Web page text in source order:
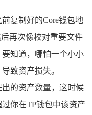
复制好的Core钱包地
再次像校对重要文件
知道，哪怕一个小小
致资产损失。
出的资产数量，这时候
你在TP钱包中该资产